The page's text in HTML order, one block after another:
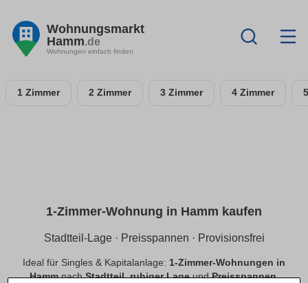
Wohnungsmarkt
Hamm.de
Wohnungen einfach finden
1 Zimmer 2 Zimmer 3 Zimmer 4 Zimmer
1-Zimmer-Wohnung in Hamm kaufen
Stadtteil-Lage · Preisspannen · Provisionsfrei
Ideal für Singles & Kapitalanlage: 1-Zimmer-Wohnungen in
HammnachStadtteil,ruhiger LageundPreisspannen.